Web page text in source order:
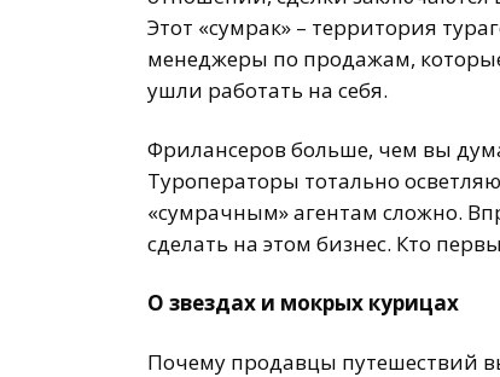
Этот «сумрак» – территория
менеджеры по продажам,
ушли работать на себя.
Фрилансеров больше, чем вы
Туроператоры тотально
«сумрачным» агентам сложно.
сделать на этом бизнес. Кто
О звездах и мокрых курицах
Почему продавцы путешествий